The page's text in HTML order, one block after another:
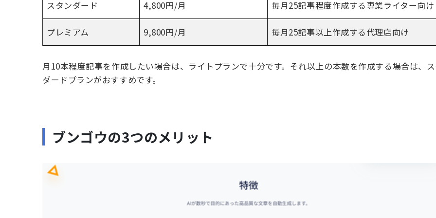
スタンダード 4,800円/月 毎月25記事程度作成する専業ライター向け
プレミアム 9,800円/月 毎月25記事以上作成する代理店向け
月 10本程度記事を作成したい場合は、ライトプランで十分です。それ以上の本数を作成する場合は、
ダードプランがおすすめです。
ブンゴウの3つのメリット